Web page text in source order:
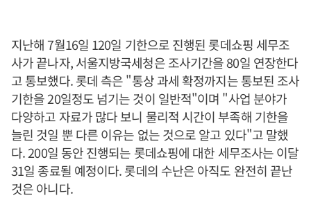
지난해 7월16일 120일 기한으로 진행된 롯데쇼핑 세무조
사가 끝나자, 서울지방국세청은 조사기간을 80일 연장한다
고 통보했다. 롯데 측은 "통상 과세 확정까지는 통보된 조사
기한을 20일정도 넘기는 것이 일반적"이며 "사업 분야가
다양하고 자료가 많다 보니 물리적 시간이 부족해 기한을
늘린 것일 뿐 다른 이유는 없는 것으로 알고 있다"고 말했
다. 200일 동안 진행되는 롯데쇼핑에 대한 세무조사는 이달
31일 종료될 예정이다. 롯데의 수난은 아직도 완전히 끝난
것은 아니다.